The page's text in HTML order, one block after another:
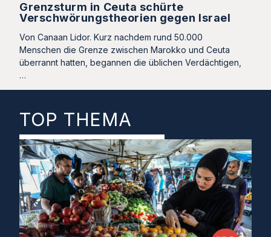
Grenzsturm in Ceuta schürte
Verschwörungstheorien gegen Israel
Von Canaan Lidor. Kurz nachdem rund 50.000
Menschen die Grenze zwischen Marokko und Ceuta
überrannt hatten, begannen die üblichen Verdächtigen,
…
TOP THEMA